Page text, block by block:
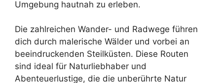
Umgebung hautnah zu erleben.
Die zahlreichen Wander- und Radwege führen
dich durch malerische Wälder und vorbei an
beeindruckenden Steilküsten. Diese Routen
sind ideal für Naturliebhaber und
Abenteuerlustige, die die unberührte Natur